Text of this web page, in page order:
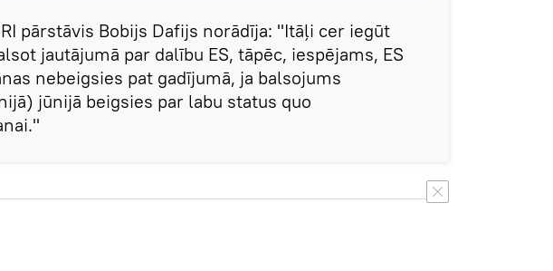
pārstāvis Bobijs Dafijs norādīja: "Itāļi cer iegūt
jautājumā par dalību ES, tāpēc, iespējams, ES
nebeigsies pat gadījumā, ja balsojums
jūnijā beigsies par labu status quo